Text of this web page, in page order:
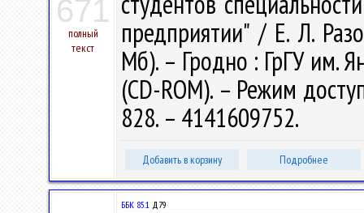
671
полный
текст
предприятии" / Е. Л.
Мб). – Гродно : ГрГУ им.
(CD-ROM). – Режим
828. – 4141609752.
Добавить в корзину Подробнее
ББК 85.1 Д79